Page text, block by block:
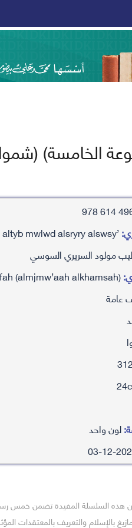
الخامسة)
’aby altyb mwlwd alsryry alswsy
مولود السريري السوسي
rsa’l ’almyah fy fnwn mkhtlfah (almjmw’aah alkhamsah)
عامة
لون واحد
هذه السلسلة المفيدة تضمن خمس
بالإسلام والتعريف بالمعتقدات